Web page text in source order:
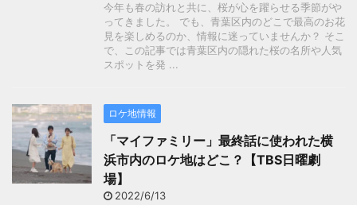
今年も春の訪れと共に、桜が心を躍らせる季節がや
ってきました。 でも、青葉区内のどこで最高のお花
見を楽しめるのか、情報に迷っていませんか？ そこ
で、この記事では青葉区内の隠れた桜の名所や人気
スポットを発 ...
ロケ地情報
「マイファミリー」最終話に使われた横
浜市内のロケ地はどこ？【TBS日曜劇
場】
2022/6/13